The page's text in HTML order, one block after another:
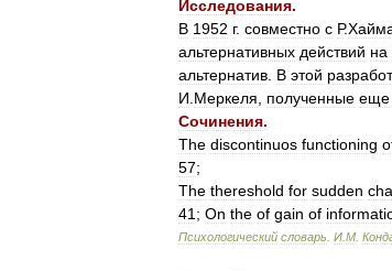
Исследования.
В 1952 г. совместно с Р.
альтернативных действий на
альтернатив В этой
И Меркеля полученные еще
Сочинения.
The discontinuos functioning
57;
The thereshold for sudden
41 ; On the of gain of
Психологический словарь И М